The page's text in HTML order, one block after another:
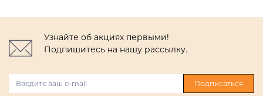
Узнайте об акциях первыми!
Подпишитесь на нашу рассылку.
Подписаться